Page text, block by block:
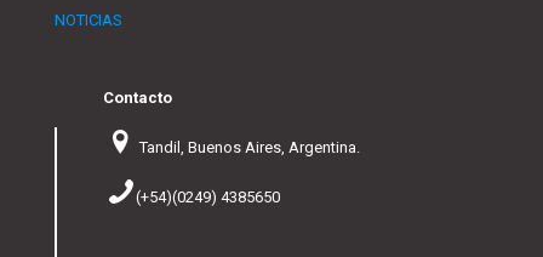
NOTICIAS
Contacto
Tandil, Buenos Aires, Argentina.
(+54)(0249) 4385650